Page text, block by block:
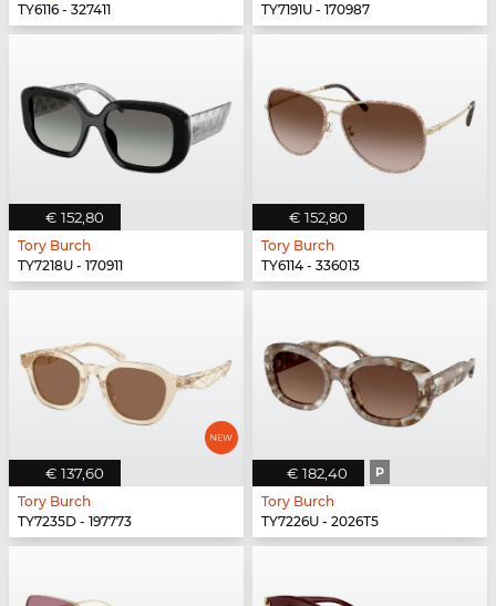
TY6116 - 327411
TY7191U - 170987
€ 152,80
Tory Burch
TY7218U - 170911
€ 152,80
Tory Burch
TY6114 - 336013
€ 137,60
Tory Burch
TY7235D - 197773
€ 182,40 P
Tory Burch
TY7226U - 2026T5